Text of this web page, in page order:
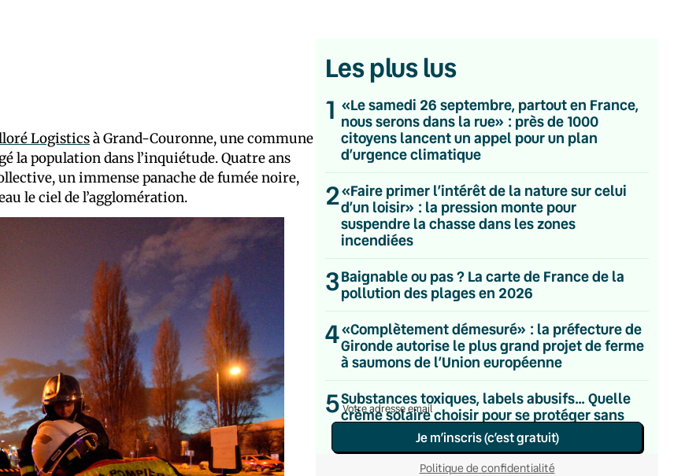
Logisticsà Grand-Couronne, une commune
la population dans l’inquiétude. Quatre ans
un immense panache de fumée noire,
le ciel de l’agglomération.
Les plus lus
1 «Le samedi 26 septembre, partout en France,
nous serons dans la rue» : près de 1000
citoyens lancent un appel pour un plan
d’urgence climatique
2«Faire primer l’intérêt de la nature sur celui
d’un loisir» : la pression monte pour
suspendre la chasse dans les zones
incendiées
3Baignable ou pas ? La carte de France de la
pollution des plages en 2026
4«Complètement démesuré» : la préfecture de
Gironde autorise le plus grand projet de ferme
à saumons de l’Union européenne
5Substances toxiques, labels abusifs… Quelle
crème solaire choisir pour se protéger sans
détruire sa santé ni l’océan ?
💌 Inscrivez-vous à nos newsletters
Quotidienne
Du lundi au vendredi
Hebdomadaire
Le samedi
Chaleurs Actuelles
Une fois par mois
C’était Mieux Après
Occasionnelle
Je m’inscris (c’est gratuit)
Politique de confidentialité